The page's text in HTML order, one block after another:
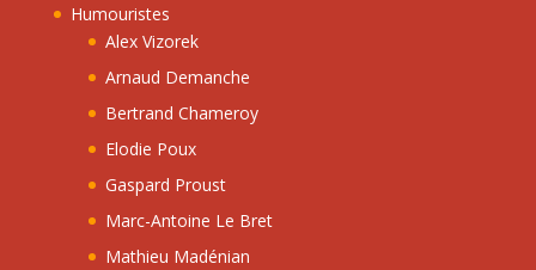
Humouristes
Alex Vizorek
Arnaud Demanche
Bertrand Chameroy
Elodie Poux
Gaspard Proust
Marc-Antoine Le Bret
Mathieu Madénian